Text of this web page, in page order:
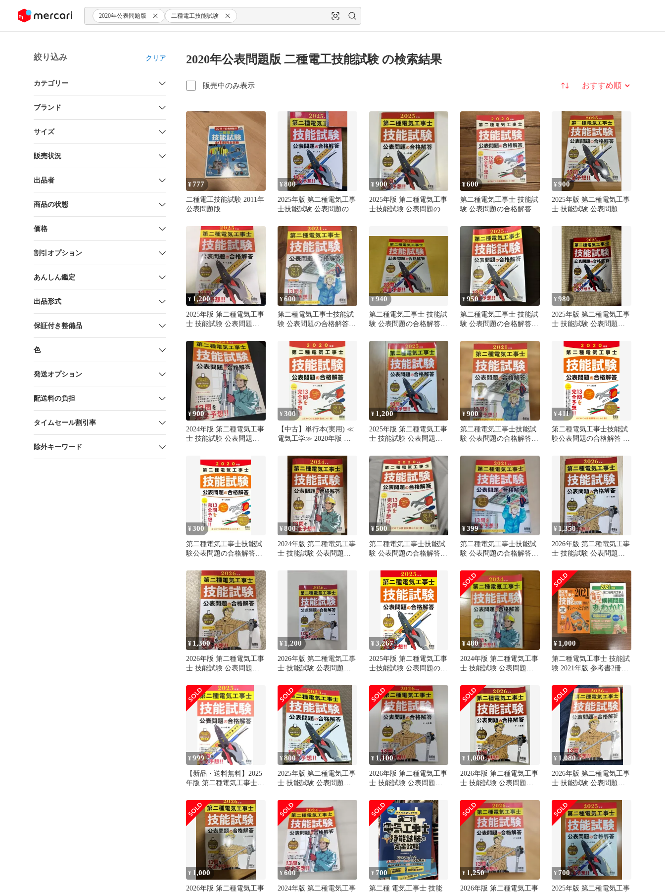
ツにスキップ 2020年公表問題版 二種電工技能試験
絞り込み クリア
カテゴリー
ブランド
サイズ
販売状況
出品者
商品の状態
価格
割引オプション
あんしん鑑定
出品形式
保証付き整備品
色
発送オプション
配送料の負担
タイムセール割引率
除外キーワード
2020年公表問題版 二種電工技能試験 の検索結果
販売中のみ表示 並び替え
¥777
二種電工技能試験 2011年
公表問題版
¥800
2025年版 第二種電気工事
士技能試験 公表問題の合
¥900
2025年版 第二種電気工事
士技能試験 公表問題の合
¥600
第二種電気工事士 技能試
験 公表問題の合格解答
¥900
2025年版 第二種電気工事
士 技能試験 公表問題の
¥ 1,200
2025年版 第二種電気工事
士 技能試験 公表問題の
¥600
第二種電気工事士技能試
験 公表問題の合格解答
¥940
第二種電気工事士 技能試
験 公表問題の合格解答
¥950
第二種電気工事士 技能試
験 公表問題の合格解答
¥980
2025年版 第二種電気工事
士 技能試験 公表問題の
¥900
2024年版 第二種電気工事
士 技能試験 公表問題の
¥300
【中古】単行本(実用) ≪
電気工学≫ 2020年版 第
公表問題の合格解答
¥ 1,200
2025年版 第二種電気工事
士 技能試験 公表問題の
¥900
第二種電気工事士技能試
験 公表問題の合格解答
¥411
第二種電気工事士技能試
験公表問題の合格解答 ２
ム社（大型本）
¥300
第二種電気工事士技能試
験公表問題の合格解答
¥800
2024年版 第二種電気工事
士 技能試験 公表問題の
¥500
第二種電気工事士技能試
験 公表問題の合格解答
¥399
第二種電気工事士技能試
験 公表問題の合格解答
料）
¥ 1,350
2026年版 第二種電気工事
士 技能試験 公表問題の
¥ 1,300
2026年版 第二種電気工事
士 技能試験 公表問題の
¥ 1,200
2026年版 第二種電気工事
士 技能試験 公表問題の
¥3,267
2025年版 第二種電気工事
士技能試験 公表問題の合
¥480
2024年版 第二種電気工事
士 技能試験 公表問題の
¥ 1,000
第二種電気工事士 技能試
験 2021年版 参考書2冊セ
¥999
【新品・送料無料】2025
年版 第二種電気工事士
解答
¥800
2025年版 第二種電気工事
士 技能試験 公表問題の
¥ 1,100
2026年版 第二種電気工事
士 技能試験 公表問題の
¥ 1,000
2026年版 第二種電気工事
士 技能試験 公表問題の
¥ 1,080
2026年版 第二種電気工事
士 技能試験 公表問題の
¥ 1,000
2026年版 第二種電気工事
¥600
2024年版 第二種電気工事
¥ 700
第二種 電気工事士 技能
¥ 1,250
2026年版 第二種電気工事
¥ 700
2025年版 第二種電気工事